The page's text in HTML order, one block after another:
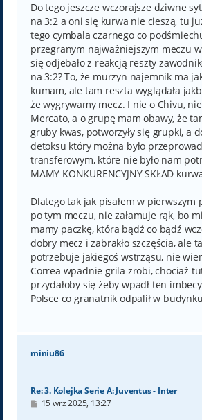
Do tego jeszcze wczorajsze dziwne
na 3:2 a oni się kurwa nie cieszą, tu
tego cymbala czarnego co
przegranym najważniejszym meczu
się odjebało z reakcją reszty
na 3:2? To, że murzyn najemnik ma
kumam, ale tam reszta wyglądała
że wygrywamy mecz. I nie o Chivu,
Mercato, a o grupę mam obawy, że
gruby kwas, potworzyły się grupki, a
detoksu który można było
transferowym, które nie było nam
MAMY KONKURENCYJNY SKŁAD
Dlatego tak jak pisałem w pierwszym
po tym meczu, nie załamuje rąk, bo
mamy paczkę, która bądź co bądź
dobry mecz i zabrakło szczęścia, ale
potrzebuje jakiegoś wstrząsu, nie
Correa wpadnie grila zrobi, chociaż
przydałoby się żeby wpadł ten
Polsce co granatnik odpalił w
miniu86
Re: 3. Kolejka Serie A: Juventus - Inter
P15 wrz 2025, 13:27